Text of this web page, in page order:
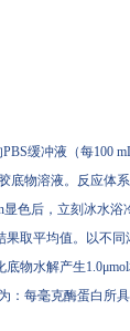
的PBS缓冲液（每
溶液。反应
显色后，立刻冰
取平均值。以不
底物水解产生
：每毫克酶蛋白所具